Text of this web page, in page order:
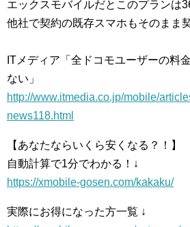
エックスモバイルだとこのプランは
他社で契約の既存スマホもそのまま
ITメディア「全ドコモユーザーの料
ない」
http://www.itmedia.co.jp/mobile/
news118.html
【あなたならいくら安くなる？！】
自動計算で1分でわかる！↓
https://xmobile-gosen.com/kakaku/
実際にお得になった方一覧 ↓